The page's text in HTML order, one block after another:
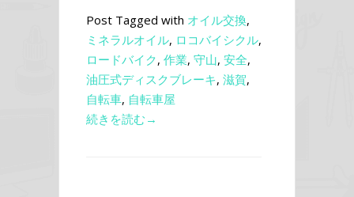
Post Tagged with オイル交換,
ミネラルオイル, ロコバイシクル,
ロードバイク, 作業, 守山, 安全,
油圧式ディスクブレーキ, 滋賀,
自転車, 自転車屋
続きを読む→